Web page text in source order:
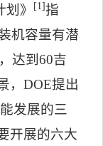
》 [1]指
机容量有潜
达到60吉
，DOE提出
发展的三
开展的六大